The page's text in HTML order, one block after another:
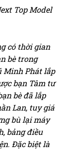
Top Model
có thời gian
bè trong
Minh Phát lắp
bạn Tâm tư
bè đã lắp
Lan, tuy giá
bù lại máy
bảng điều
Đặc biệt là